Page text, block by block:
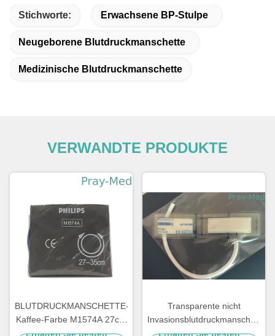
Stichworte: Erwachsene BP-Stulpe
Neugeborene Blutdruckmanschette
Medizinische Blutdruckmanschette
VERWANDTE PRODUKTE
BLUTDRUCKMANSCHETTE-
Kaffee-Farbe M1574A 27cm
35cm NIBP nicht Invasions
Erhalten Sie besten
Transparente nicht
Invasionsblutdruckmanschette
für Neugeboren-PU-Material
Erhalten Sie besten